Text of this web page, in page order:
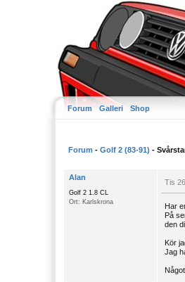
Forum Galleri Shop
Forum - Golf 2 (83-91) -
Alan
Golf 2 1.8 CL
Ort: Karlskrona
Tis
Har
På
den
Kör
Jag